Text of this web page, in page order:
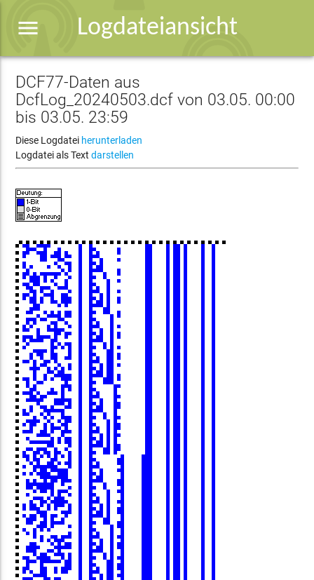
Logdateiansicht
menu
DCF77-Daten aus
DcfLog_20240503.dcf von 03.05. 00:00
bis 03.05. 23:59
Diese Logdatei herunterladen
Logdatei als Textdarstellen